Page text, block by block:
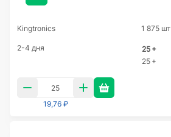
Kingtronics 1 875 шт
2-4 дня 25 +
25 +
19,76 ₽